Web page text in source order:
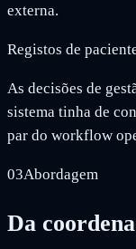
externa.
Registos de
As decisões de
sistema tinha de
par do workflow
03Abordagem
Da